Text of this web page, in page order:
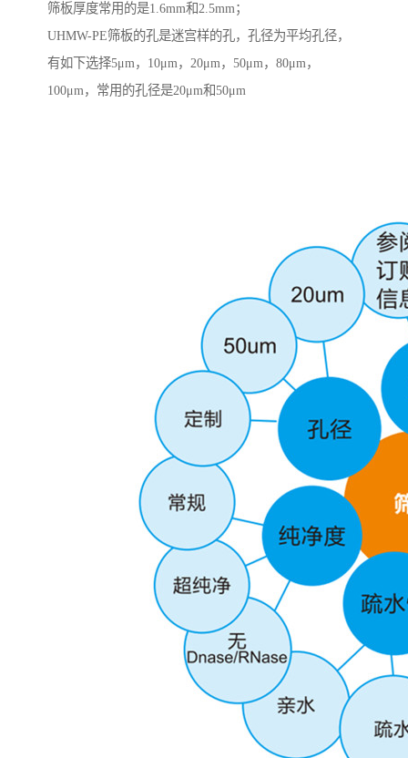
筛板厚度常用的是1.6mm和2.5mm；
UHMW-PE筛板的孔是迷宫样的孔，孔径为平均孔径，
有如下选择5μm，10μm，20μm，50μm，80μm，
100μm，常用的孔径是20μm和50μm